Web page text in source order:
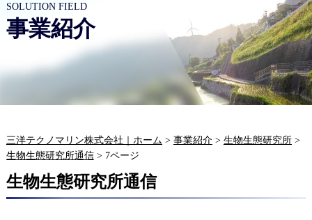
SOLUTION FIELD
事業紹介
三洋テクノマリン株式会社｜ホーム > 事業紹介 > 生物生態研究所 >
生物生態研究所通信 > 7ページ
生物生態研究所通信